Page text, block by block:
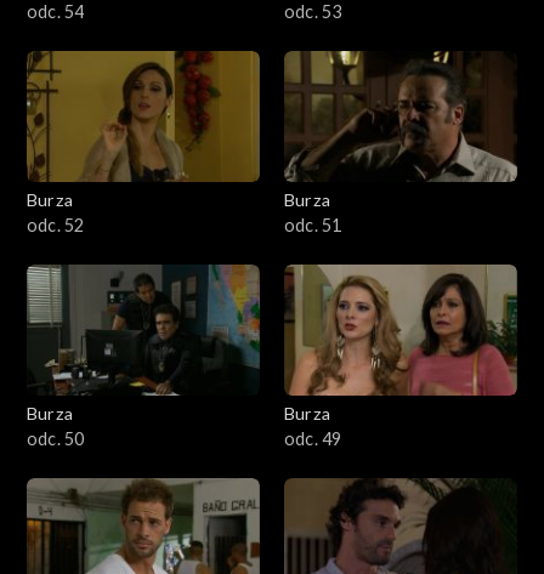
odc. 54
odc. 53
Burza
odc. 52
Burza
odc. 51
Burza
odc. 50
Burza
odc. 49